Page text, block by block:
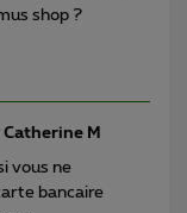
shop ?
Catherine M
vous ne
bancaire